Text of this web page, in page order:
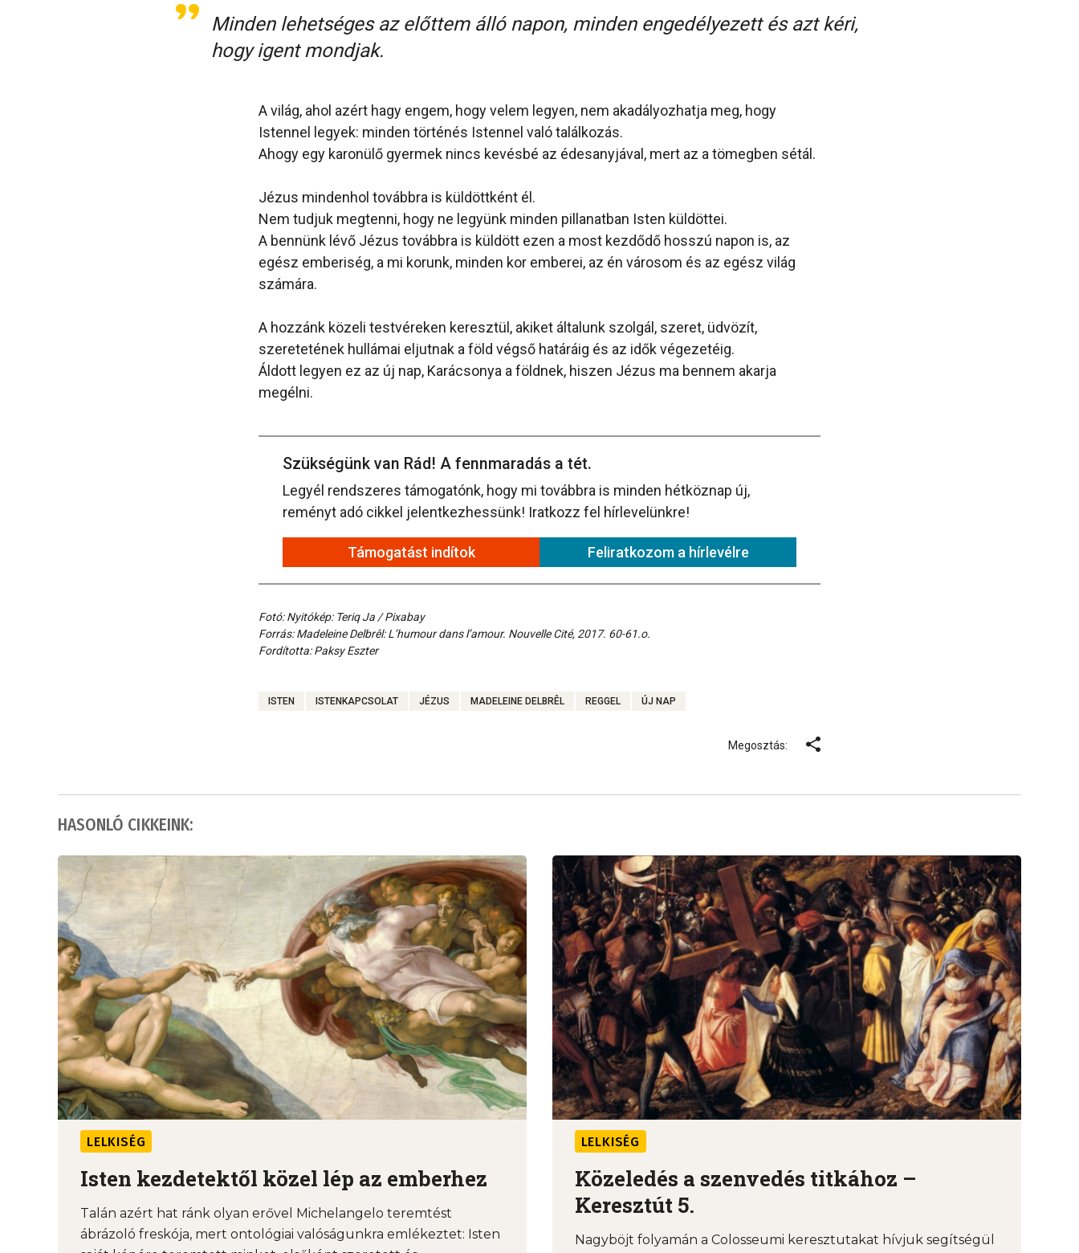
Minden lehetséges az előttem álló napon, minden engedélyezett és azt kéri,
hogy igent mondjak.
A világ, ahol azért hagy engem, hogy velem legyen, nem akadályozhatja meg, hogy
Istennel legyek: minden történés Istennel való találkozás.
Ahogy egy karonülő gyermek nincs kevésbé az édesanyjával, mert az a tömegben sétál.
Jézus mindenhol továbbra is küldöttként él.
Nem tudjuk megtenni, hogy ne legyünk minden pillanatban Isten küldöttei.
A bennünk lévő Jézus továbbra is küldött ezen a most kezdődő hosszú napon is, az
egész emberiség, a mi korunk, minden kor emberei, az én városom és az egész világ
számára.
A hozzánk közeli testvéreken keresztül, akiket általunk szolgál, szeret, üdvözít,
szeretetének hullámai eljutnak a föld végső határáig és az idők végezetéig.
Áldott legyen ez az új nap, Karácsonya a földnek, hiszen Jézus ma bennem akarja
megélni.
Szükségünk van Rád! A fennmaradás a tét.
Legyél rendszeres támogatónk, hogy mi továbbra is minden hétköznap új,
reményt adó cikkel jelentkezhessünk! Iratkozz fel hírlevelünkre!
Támogatást indítok Feliratkozom a hírlevélre
Fotó: Nyitókép: Teriq Ja / Pixabay
Forrás: Madeleine Delbrêl: L’humour dans l’amour. Nouvelle Cité, 2017. 60-61.o.
Fordította: Paksy Eszter
ISTEN ISTENKAPCSOLAT JÉZUS MADELEINE DELBRÊL REGGEL ÚJ NAP
Megosztás:
HASONLÓ CIKKEINK:
LELKISÉG
Isten kezdetektől közel lép az emberhez
Talán azért hat ránk olyan erővel Michelangelo teremtést
ábrázoló freskója, mert ontológiai valóságunkra emlékeztet: Isten
LELKISÉG
Közeledés a szenvedés titkához –
Keresztút 5.
Nagyböjt folyamán a Colosseumi keresztutakat hívjuk segítségül